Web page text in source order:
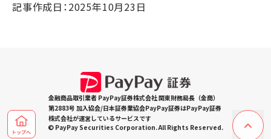
記事作成日：2025年10月23日
金融商品取引業者 PayPay証券株式会社 関東財務局長（金商）
第2883号 加入協会/日本証券業協会PayPay証券はPayPay証券
株式会社が運営しているサービスです
© PayPay Securities Corporation. All Rights Reserved.